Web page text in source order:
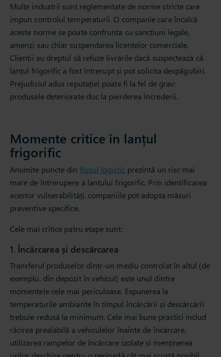
Multe industrii sunt reglementate de norme stricte care
impun controlul temperaturii. O companie care încalcă
aceste norme se poate confrunta cu sancțiuni legale,
amenzi sau chiar suspendarea licențelor comerciale.
Clienții au dreptul să refuze livrările dacă suspectează că
lanțul frigorific a fost întrerupt și pot solicita despăgubiri.
Prejudiciul adus reputației poate fi la fel de grav:
produsele deteriorate duc la pierderea încrederii.
Momente critice în lanțul
frigorific
Anumite puncte din fluxul logisticprezintă un risc mai
mare de întrerupere a lanțului frigorific. Prin identificarea
acestor vulnerabilități, companiile pot adopta măsuri
preventive specifice.
Cele mai critice patru etape sunt:
1. Încărcarea și descărcarea
Transferul produselor dintr-un mediu controlat în altul (de
exemplu, din depozit în vehicul) este unul dintre
momentele cele mai periculoase. Expunerea la
temperaturile ambiante în timpul încărcării și descărcării
trebuie redusă la minimum. Cele mai bune practici includ
răcirea prealabilă a vehiculelor înainte de încărcare,
utilizarea rampelor de încărcare izolate și menținerea